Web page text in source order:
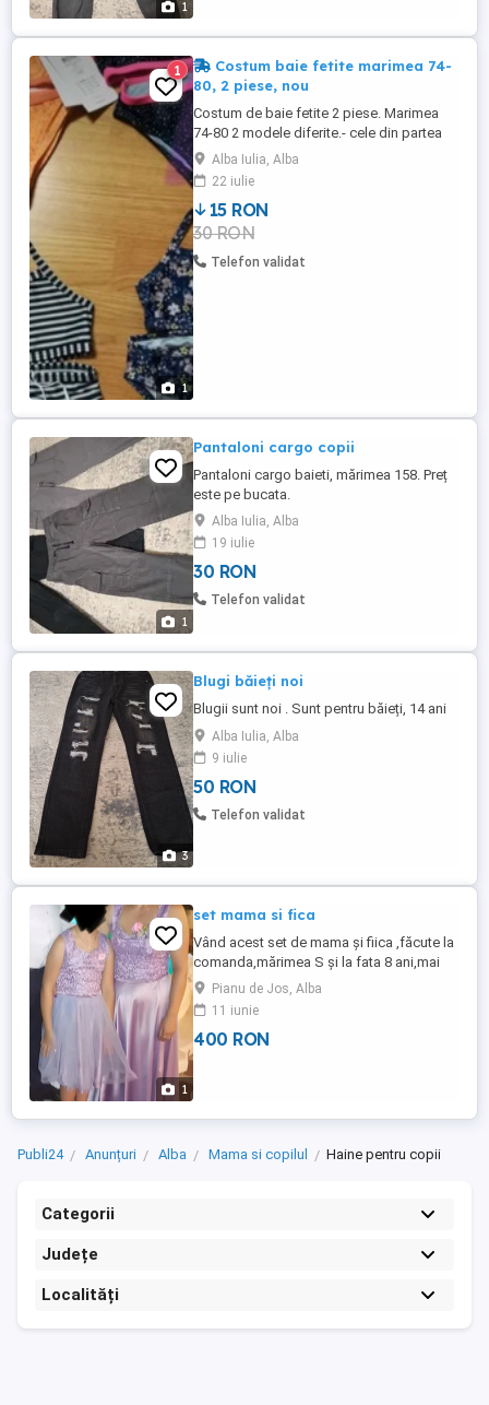
1
1
1
Costum baie fetite marimea 74-
80, 2 piese, nou
Costum de baie fetite 2 piese. Marimea
74-80 2 modele diferite.- cele din partea
de sus a pozei Noi cu etichete
Alba Iulia, Alba
22 iulie
15 RON
30 RON
Telefon validat
1
Pantaloni cargo copii
Pantaloni cargo baieti, mărimea 158. Preț
este pe bucata.
Alba Iulia, Alba
19 iulie
30 RON
Telefon validat
3
Blugi băieți noi
Blugii sunt noi . Sunt pentru băieți, 14 ani
Alba Iulia, Alba
9 iulie
50 RON
Telefon validat
1
set mama si fica
Vând acest set de mama și fiica ,făcute la
comanda,mărimea S și la fata 8 ani,mai
multe detalii la telefon!
Pianu de Jos, Alba
11 iunie
400 RON
Publi24 Anunțuri Alba Mama si copilul Haine pentru copii
Categorii
Județe
Localități